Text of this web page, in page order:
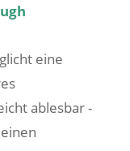
eine
ablesbar -